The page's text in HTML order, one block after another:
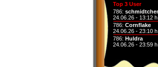
Top 3 User
786:
24.06.26 - 13:12 h
786: Cornflake
24.06.26 - 23:10 h
786: Huldra
24.06.26 - 23:59 h